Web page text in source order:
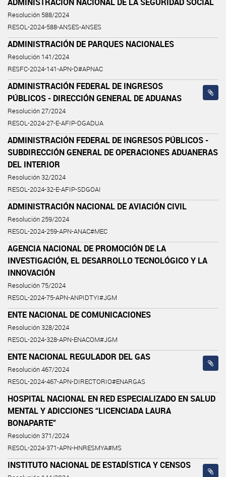
Resolución 588/2024
RESOL-2024-588-ANSES-ANSES
ADMINISTRACIÓN DE PARQUES NACIONALES
Resolución 141/2024
RESFC-2024-141-APN-D#APNAC
ADMINISTRACIÓN FEDERAL DE INGRESOS
PÚBLICOS - DIRECCIÓN GENERAL DE ADUANAS
Resolución 27/2024
RESOL-2024-27-E-AFIP-DGADUA
ADMINISTRACIÓN FEDERAL DE INGRESOS PÚBLICOS -
SUBDIRECCIÓN GENERAL DE OPERACIONES ADUANERAS
DEL INTERIOR
Resolución 32/2024
RESOL-2024-32-E-AFIP-SDGOAI
ADMINISTRACIÓN NACIONAL DE AVIACIÓN CIVIL
Resolución 259/2024
RESOL-2024-259-APN-ANAC#MEC
AGENCIA NACIONAL DE PROMOCIÓN DE LA
INVESTIGACIÓN, EL DESARROLLO TECNOLÓGICO Y LA
INNOVACIÓN
Resolución 75/2024
RESOL-2024-75-APN-ANPIDTYI#JGM
ENTE NACIONAL DE COMUNICACIONES
Resolución 328/2024
RESOL-2024-328-APN-ENACOM#JGM
ENTE NACIONAL REGULADOR DEL GAS
Resolución 467/2024
RESOL-2024-467-APN-DIRECTORIO#ENARGAS
HOSPITAL NACIONAL EN RED ESPECIALIZADO EN SALUD
MENTAL Y ADICCIONES “LICENCIADA LAURA
BONAPARTE”
Resolución 371/2024
RESOL-2024-371-APN-HNRESMYA#MS
INSTITUTO NACIONAL DE ESTADÍSTICA Y CENSOS